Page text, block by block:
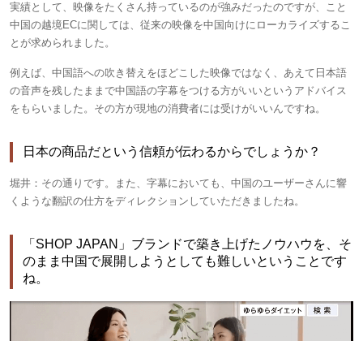
実績として、映像をたくさん持っているのが強みだったのですが、こと
中国の越境ECに関しては、従来の映像を中国向けにローカライズするこ
とが求められました。
例えば、中国語への吹き替えをほどこした映像ではなく、あえて日本語
の音声を残したままで中国語の字幕をつける方がいいというアドバイス
をもらいました。その方が現地の消費者には受けがいいんですね。
日本の商品だという信頼が伝わるからでしょうか？
堀井： その通りです。また、字幕においても、中国のユーザーさんに響
くような翻訳の仕方をディレクションしていただきましたね。
「SHOP JAPAN」ブランドで築き上げたノウハウを、そ
のまま中国で展開しようとしても難しいということです
ね。